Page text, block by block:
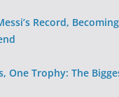
Record,
One Trophy: The